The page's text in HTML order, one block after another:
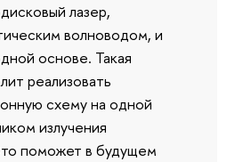
лазер,
волноводом, и
основе. Такая
реализовать
схему на одной
излучения
поможет в будущем